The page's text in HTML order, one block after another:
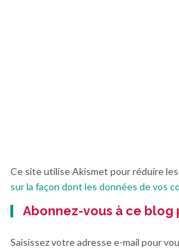
Ce site utilise Akismet pour réduire
sur la façon dont les données de vos
Abonnez-vous à ce blog
Saisissez votre adresse e-mail pour